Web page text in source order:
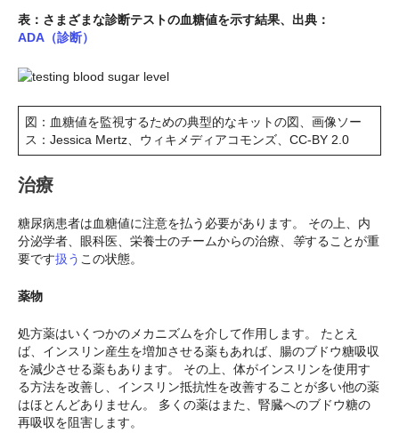
表：さまざまな診断テストの血糖値を示す結果、出典：
ADA（診断）
図：血糖値を監視するための典型的なキットの図、画像ソー
ス：Jessica Mertz、ウィキメディアコモンズ、CC-BY 2.0
治療
糖尿病患者は血糖値に注意を払う必要があります。 その上、内
分泌学者、眼科医、栄養士のチームからの治療、
等することが重
要です扱う この状態。
薬物
処方薬はいくつかのメカニズムを介して作用します。 たとえ
ば、インスリン産生を増加させる薬もあれば、腸のブドウ糖吸収
を減少させる薬もあります。 その上、体がインスリンを使用す
る方法を改善し、インスリン抵抗性を改善することが多い他の薬
はほとんどありません。 多くの薬はまた、腎臓へのブドウ糖の
再吸収を阻害します。